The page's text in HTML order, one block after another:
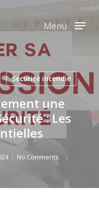
Menu
Sécurité incendie
une
: Les
No Comments